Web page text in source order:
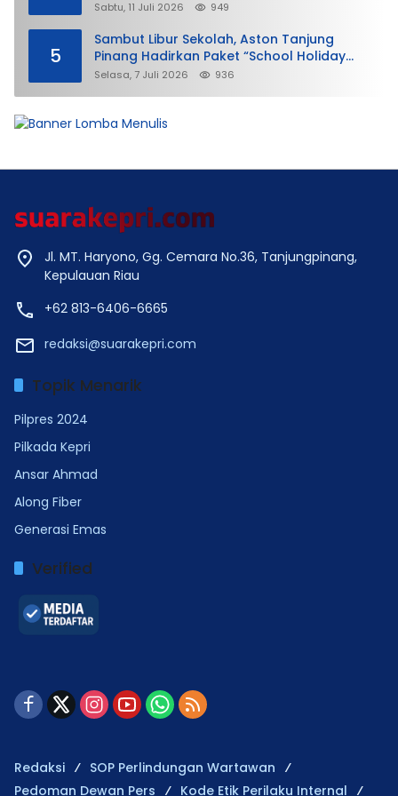
Membela
Sabtu, 11 Juli 2026 949
5
Sambut Libur Sekolah, Aston Tanjung
Pinang Hadirkan Paket “School Holiday
Getaway”
Selasa, 7 Juli 2026 936
Jl. MT. Haryono, Gg. Cemara No.36, Tanjungpinang,
Kepulauan Riau
+62 813-6406-6665
redaksi@suarakepri.com
Topik Menarik
Pilpres 2024
Pilkada Kepri
Ansar Ahmad
Along Fiber
Generasi Emas
Verified
Redaksi
SOP Perlindungan Wartawan
Pedoman Dewan Pers
Kode Etik Perilaku Internal